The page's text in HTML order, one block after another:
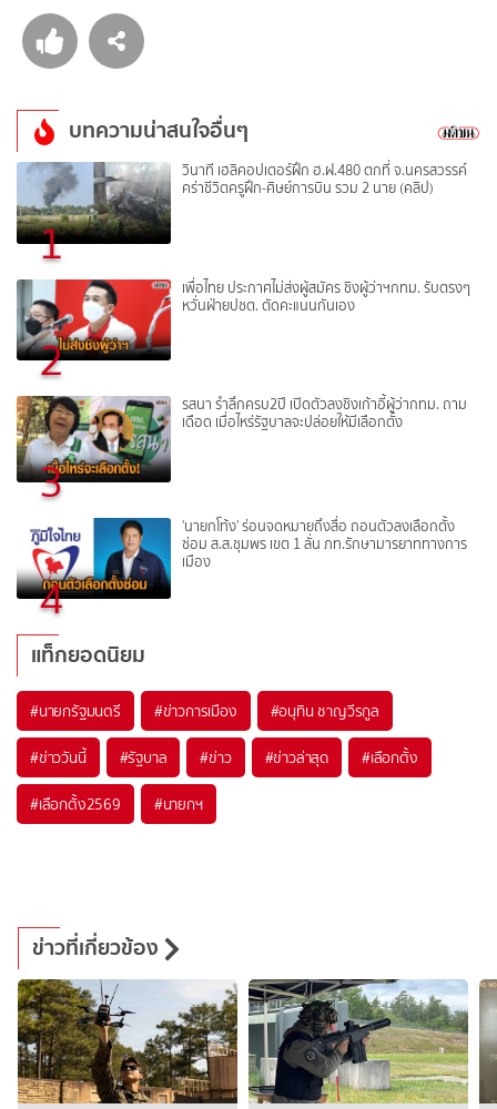
บทความน่าสนใจอื่นๆ
1
วินาที เฮลิคอปเตอร์ฝึก ฮ.ฝ.480 ตกที่ จ.นครสวรรค์
คร่าชีวิตครูฝึก-ศิษย์การบิน รวม 2 นาย (คลิป)
2
เพื่อไทย ประกาศไม่ส่งผู้สมัคร ชิงผู้ว่าฯกทม. รับตรงๆ
หวั่นฝ่ายปชต. ตัดคะแนนกันเอง
3
รสนา รำลึกครบ2ปี เปิดตัวลงชิงเก้าอี้ผู้ว่ากทม. ถาม
เดือด เมื่อไหร่รัฐบาลจะปล่อยให้มีเลือกตั้ง
4
'นายกโท้ง' ร่อนจดหมายถึงสื่อ ถอนตัวลงเลือกตั้ง
ซ่อม ส.ส.ชุมพร เขต 1 ลั่น ภท.รักษามารยาททางการ
เมือง
แท็กยอดนิยม
#นายกรัฐมนตรี #ข่าวการเมือง #อนุทิน ชาญวีรกูล
#ข่าววันนี้ #รัฐบาล #ข่าว #ข่าวล่าสุด #เลือกตั้ง
#เลือกตั้ง2569 #นายกฯ
ข่าวที่เกี่ยวข้อง